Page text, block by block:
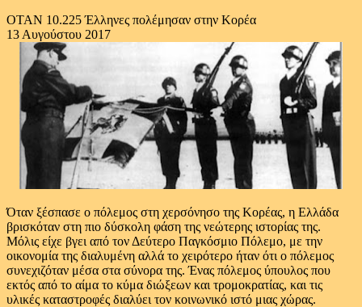
ΟΤΑΝ 10.225 Έλληνες πολέμησαν στην Κορέα
13 Αυγούστου 2017
Όταν ξέσπασε ο πόλεμος στη χερσόνησο της Κορέας, η Ελλάδα
βρισκόταν στη πιο δύσκολη φάση της νεώτερης ιστορίας της.
Μόλις είχε βγει από τον Δεύτερο Παγκόσμιο Πόλεμο, με την
οικονομία της διαλυμένη αλλά το χειρότερο ήταν ότι ο πόλεμος
συνεχιζόταν μέσα στα σύνορα της. Ένας πόλεμος ύπουλος που
εκτός από το αίμα το κύμα διώξεων και τρομοκρατίας, και τις
υλικές καταστροφές διαλύει τον κοινωνικό ιστό μιας χώρας.